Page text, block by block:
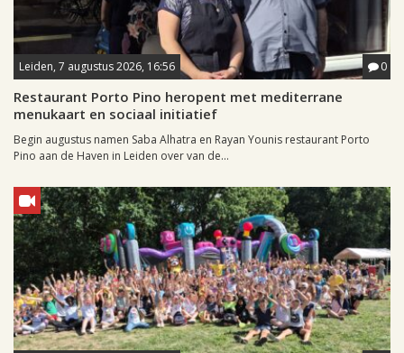
Leiden, 7 augustus 2026, 16:56 0
Restaurant Porto Pino heropent met mediterrane
menukaart en sociaal initiatief
Begin augustus namen Saba Alhatra en Rayan Younis restaurant Porto
Pino aan de Haven in Leiden over van de...